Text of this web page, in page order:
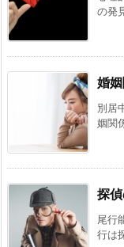
の発
婚
別居
姻関
探
尾行
行は